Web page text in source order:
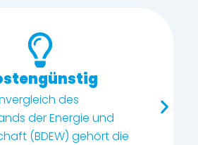
des
der Energie und
(BDEW) gehört die